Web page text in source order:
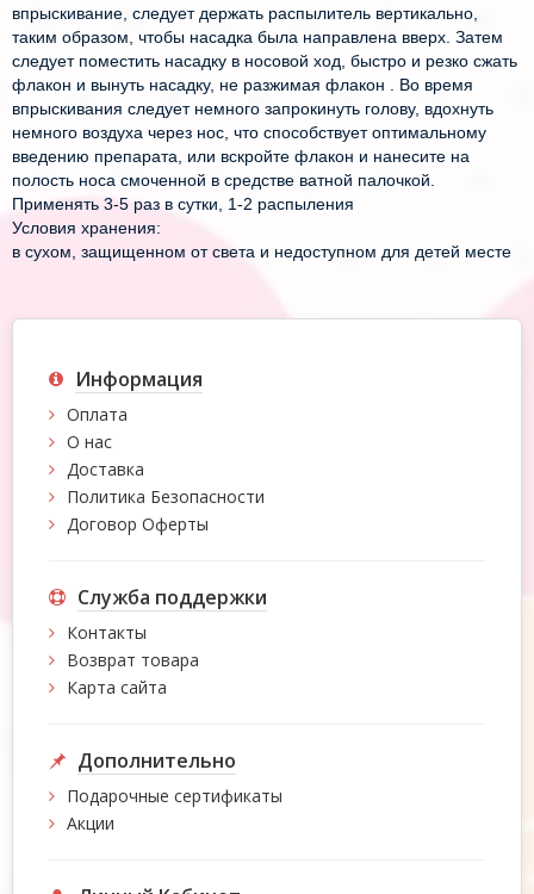
впрыскивание, следует держать распылитель вертикально,
таким образом, чтобы насадка была направлена вверх. Затем
следует поместить насадку в носовой ход, быстро и резко сжать
флакон и вынуть насадку, не разжимая флакон . Во время
впрыскивания следует немного запрокинуть голову, вдохнуть
немного воздуха через нос, что способствует оптимальному
введению препарата, или вскройте флакон и нанесите на
полость носа смоченной в средстве ватной палочкой.
Применять 3-5 раз в сутки, 1-2 распыления
Условия хранения:
в сухом, защищенном от света и недоступном для детей месте
Информация
Оплата
О нас
Доставка
Политика Безопасности
Договор Оферты
Служба поддержки
Контакты
Возврат товара
Карта сайта
Дополнительно
Подарочные сертификаты
Акции